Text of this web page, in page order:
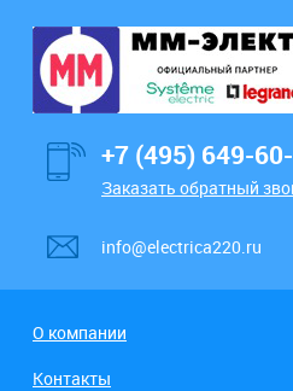
+7 (495) 649-
Заказать обратный
info@electrica220.ru
О компании
Контакты